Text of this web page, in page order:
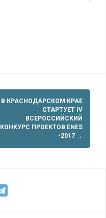
В КРАСНОДАРСКОМ КРАЕ
СТАРТУЕТ IV
ВСЕРОССИЙСКИЙ
КОНКУРС ПРОЕКТОВ ENES
-2017 →